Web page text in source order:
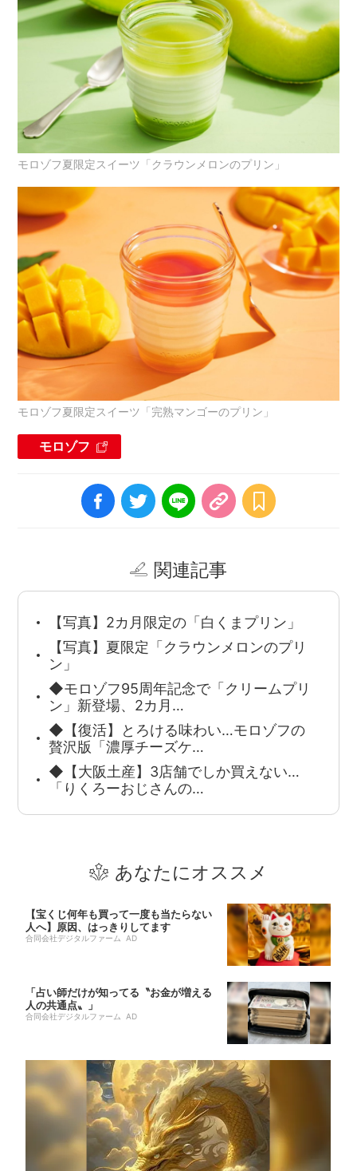
モロゾフ夏限定スイーツ「クラウンメロンのプリン」
モロゾフ夏限定スイーツ「完熟マンゴーのプリン」
モロゾフ
関連記事
【写真】2カ月限定の「白くまプリン」
【写真】夏限定「クラウンメロンのプリ
ン」
◆モロゾフ95周年記念で「クリームプリ
ン」新登場、2カ月…
◆【復活】とろける味わい…モロゾフの
贅沢版「濃厚チーズケ…
◆【大阪土産】3店舗でしか買えない…
「りくろーおじさんの…
あなたにオススメ
【宝くじ何年も買って一度も当たらない
人へ】原因、はっきりしてます
合同会社デジタルファーム AD
「占い師だけが知ってる〝お金が増える
人の共通点〟」
合同会社デジタルファーム AD